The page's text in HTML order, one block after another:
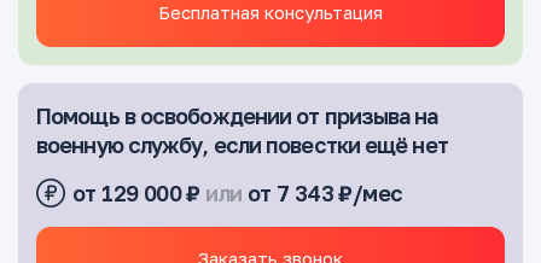
Бесплатная консультация
Помощь в освобождении от призыва на
военную службу, если повестки ещё нет
от 129 000 ₽ или от 7 343 ₽/мес
Заказать звонок